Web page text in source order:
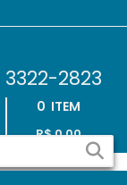
2823
0 ITEM
R$ 0,00